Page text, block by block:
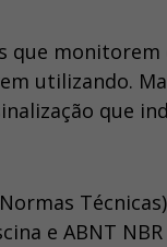
que
utilizando.
que
e ABNT NBR